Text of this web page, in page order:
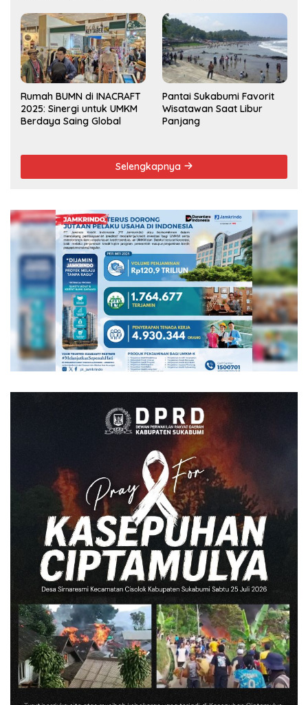
2025
Rumah BUMN di INACRAFT
2025: Sinergi untuk UMKM
Berdaya Saing Global
Pantai Sukabumi Favorit
Wisatawan Saat Libur
Panjang
Selengkapnya